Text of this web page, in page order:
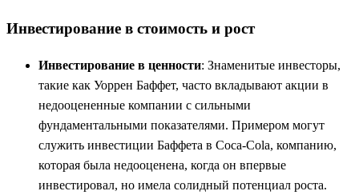
Инвестирование в стоимость и рост
Инвестирование в ценности: Знаменитые инвесторы,
такие как Уоррен Баффет, часто вкладывают акции в
недооцененные компании с сильными
фундаментальными показателями. Примером могут
служить инвестиции Баффета в Coca-Cola, компанию,
которая была недооценена, когда он впервые
инвестировал, но имела солидный потенциал роста.